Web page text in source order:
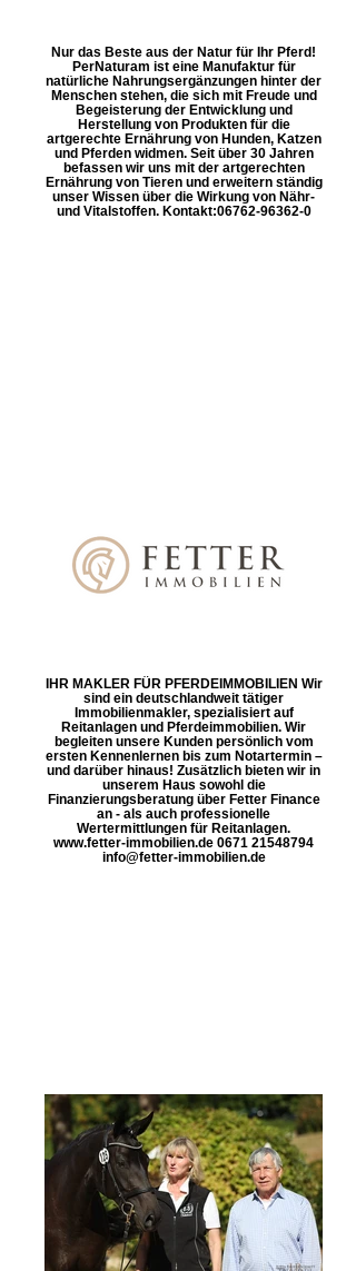
Nur das Beste aus der Natur für Ihr Pferd!
PerNaturam ist eine Manufaktur für
natürliche Nahrungsergänzungen hinter der
Menschen stehen, die sich mit Freude und
Begeisterung der Entwicklung und
Herstellung von Produkten für die
artgerechte Ernährung von Hunden, Katzen
und Pferden widmen. Seit über 30 Jahren
befassen wir uns mit der artgerechten
Ernährung von Tieren und erweitern ständig
unser Wissen über die Wirkung von Nähr-
und Vitalstoffen. Kontakt: ​06762-96362-0
IHR MAKLER FÜR PFERDEIMMOBILIEN Wir
sind ein deutschlandweit tätiger
Immobilienmakler, spezialisiert auf
Reitanlagen und Pferdeimmobilien. Wir
begleiten unsere Kunden persönlich vom
ersten Kennenlernen bis zum Notartermin –
und darüber hinaus! Zusätzlich bieten wir in
unserem Haus sowohl die
Finanzierungsberatung über Fetter Finance
an - als auch professionelle
Wertermittlungen für Reitanlagen.
www.fetter-immobilien.de 0671 21548794
info@fetter-immobilien.de